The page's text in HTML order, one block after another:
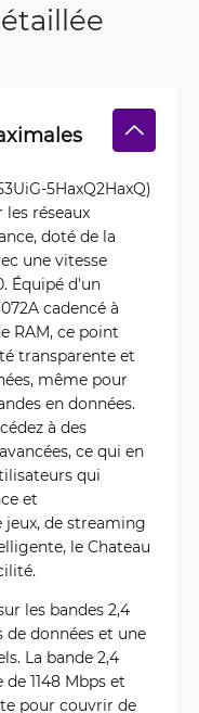
5HaxQ2HaxQ)
réseaux
doté de la
une vitesse
Équipé d'un
cadencé à
RAM, ce point
transparente et
même pour
en données.
à des
ce qui en
qui
et
de streaming
le Chateau
les bandes 2,4
de données et une
La bande 2,4
1148 Mbps et
pour couvrir de